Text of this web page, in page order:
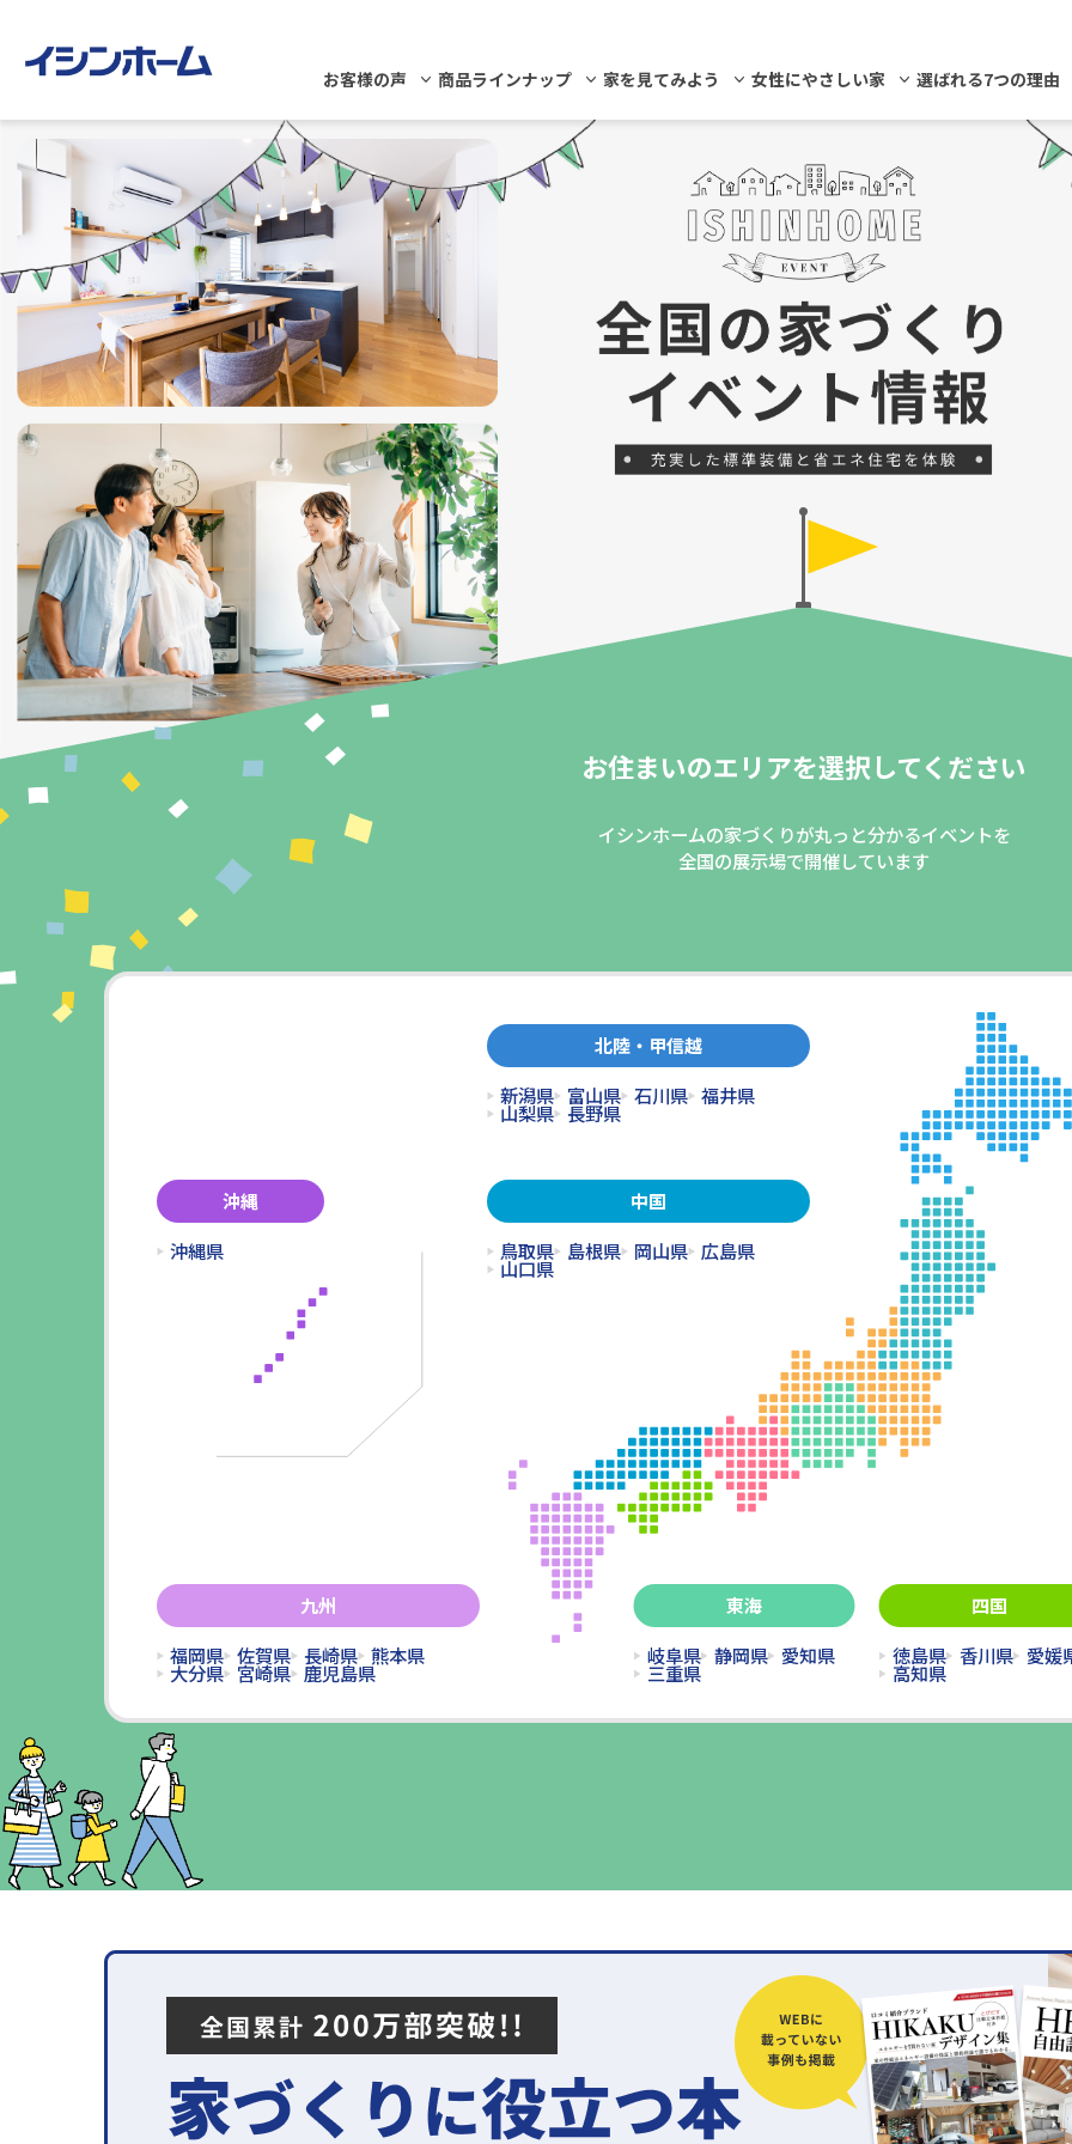
お客様の声 商品ラインナップ 家を見てみよう 女性にやさしい家 選ばれる7つの理由
お住まいのエリアを選択してください
イシンホームの家づくりが丸っと分かるイベントを
全国の展示場で開催しています
北陸・甲信越
新潟県 富山県 石川県 福井県
山梨県 長野県
東海
岐阜県 静岡県 愛知県
三重県
中国
鳥取県 島根県 岡山県 広島県
山口県
四国
徳島県 香川県 愛媛
高知県
九州
福岡県 佐賀県 長崎県 熊本県
大分県 宮崎県 鹿児島県
沖縄
沖縄県